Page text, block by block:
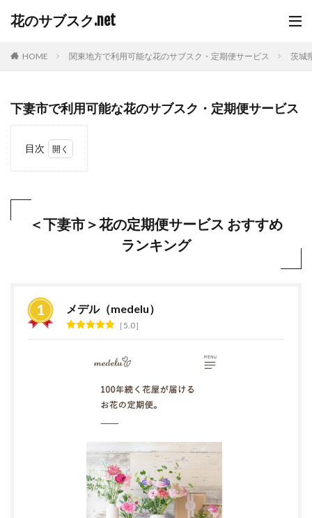
花のサブスク.net
HOME 関東地方で利用可能な花のサブスク・定期便サービス 茨城
下妻市で利用可能な花のサブスク・定期便サービス
目次
期便
キン
グ
2
＜下妻市＞花の定期便サービス おすすめ
ランキング
メデル（medelu）
5.0